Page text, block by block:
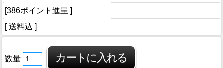
[386ポイント進呈 ]
[ 送料込 ]
数量